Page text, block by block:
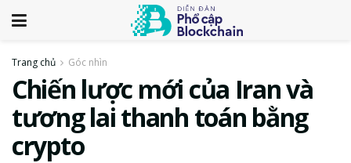
Trang chủ Góc nhìn
Chiến lược mới của Iran và
tương lai thanh toán bằng
crypto